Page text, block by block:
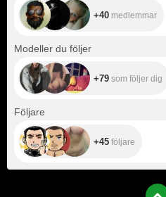
+40 medlemmar
Modeller du följer
+79 som följer dig
Följare
+45 följare